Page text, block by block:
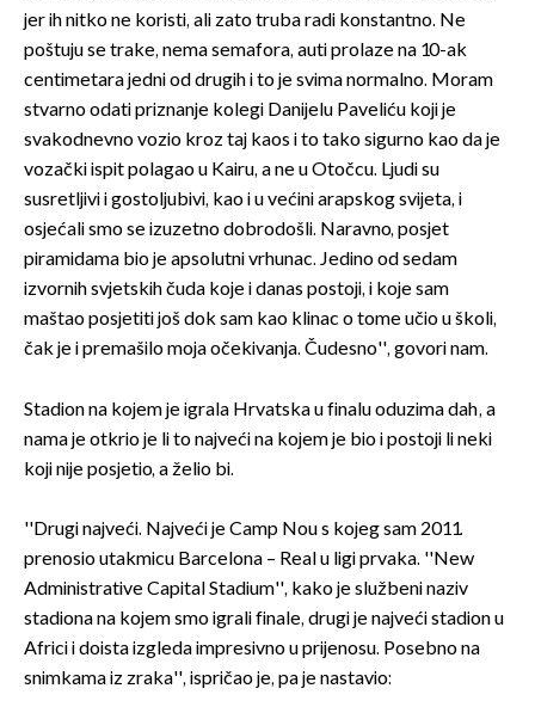
jer ih nitko ne koristi, ali zato truba radi konstantno. Ne
poštuju se trake, nema semafora, auti prolaze na 10-ak
centimetara jedni od drugih i to je svima normalno. Moram
stvarno odati priznanje kolegi Danijelu Paveliću koji je
svakodnevno vozio kroz taj kaos i to tako sigurno kao da je
vozački ispit polagao u Kairu, a ne u Otočcu. Ljudi su
susretljivi i gostoljubivi, kao i u većini arapskog svijeta, i
osjećali smo se izuzetno dobrodošli. Naravno, posjet
piramidama bio je apsolutni vrhunac. Jedino od sedam
izvornih svjetskih čuda koje i danas postoji, i koje sam
maštao posjetiti još dok sam kao klinac o tome učio u školi,
čak je i premašilo moja očekivanja. Čudesno'', govori nam.
Stadion na kojem je igrala Hrvatska u finalu oduzima dah, a
nama je otkrio je li to najveći na kojem je bio i postoji li neki
koji nije posjetio, a želio bi.
''Drugi najveći. Najveći je Camp Nou s kojeg sam 2011.
prenosio utakmicu Barcelona – Real u ligi prvaka. ''New
Administrative Capital Stadium'', kako je službeni naziv
stadiona na kojem smo igrali finale, drugi je najveći stadion u
Africi i doista izgleda impresivno u prijenosu. Posebno na
snimkama iz zraka'', ispričao je, pa je nastavio: